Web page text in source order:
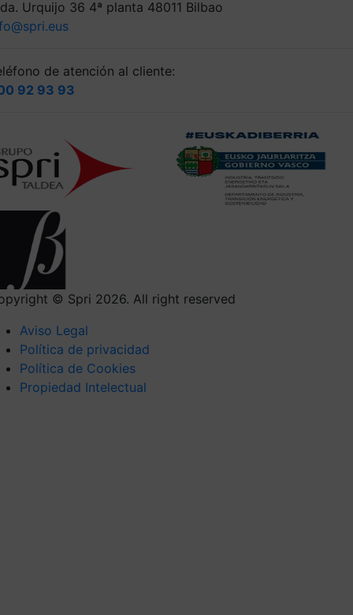
Urquijo 36 4ª planta 48011 Bilbao
de atención al cliente:
92 93 93
© Spri 2026. All right reserved
Aviso Legal
Política de privacidad
Política de Cookies
Propiedad Intelectual